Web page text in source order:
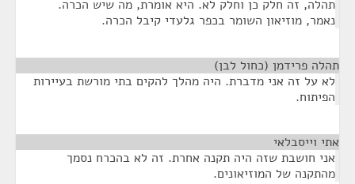
תהלה, זה חלק כן וחלק לא. היא אומרת, מה שיש הכרה.
נאמר, מוזיאון השומר בכפר גלעדי קיבל הכרה.
תהלה פרידמן (כחול לבן)
לא על זה אני מדברת. היה מהלך להקים בתי מורשת בעיירות
הפיתוח.
אתי וייסבלאי
אני חושבת שזה היה תקנה אחרת. זה לא בהכרח נסמך
מהתקנה של המוזיאונים.